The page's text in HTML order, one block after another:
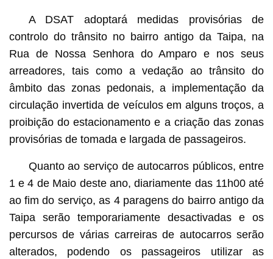
A DSAT adoptará medidas provisórias de
controlo do trânsito no bairro antigo da Taipa, na
Rua de Nossa Senhora do Amparo e nos seus
arreadores, tais como a vedação ao trânsito do
âmbito das zonas pedonais, a implementação da
circulação invertida de veículos em alguns troços, a
proibição do estacionamento e a criação das zonas
provisórias de tomada e largada de passageiros.
Quanto ao serviço de autocarros públicos, entre
1 e 4 de Maio deste ano, diariamente das 11h00 até
ao fim do serviço, as 4 paragens do bairro antigo da
Taipa serão temporariamente desactivadas e os
percursos de várias carreiras de autocarros serão
alterados, podendo os passageiros utilizar as